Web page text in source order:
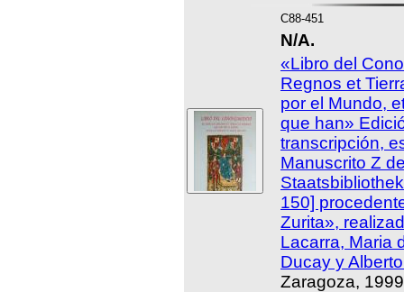
C88-451
N/A.
«Libro del
Regnos et
por el Mundo,
que han»
transcripción,
Manuscrito Z
150]
Zurita»,
Lacarra, Maria
Ducay y
Zaragoza,